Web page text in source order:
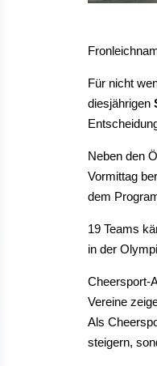
Für nicht
diesjährigen
Neben den
Vormittag
dem
19 Teams
in der
Cheersport-
Vereine
Als
steigern,